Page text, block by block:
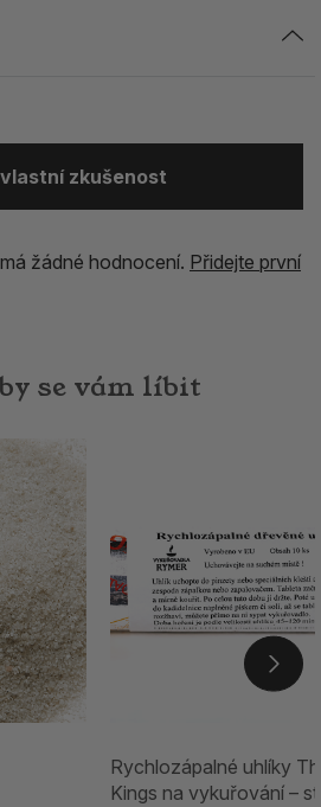
zkušenost
žádné hodnocení. Přidejte první
se vám líbit
Rychlozápalné uhlíky
Kings na vykuřování –